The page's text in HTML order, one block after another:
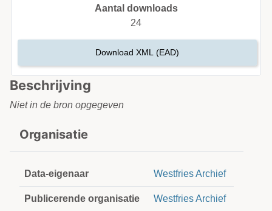
Beschrijving
Niet in de bron opgegeven
Organisatie
Data-eigenaar Westfries Archief
Publicerende organisatie Westfries Archief
Aantal downloads
24
Download XML (EAD)